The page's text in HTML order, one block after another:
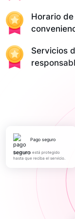
Horario
Servicios
pago seguro
Su dinero está protegido
hasta que reciba el servicio.